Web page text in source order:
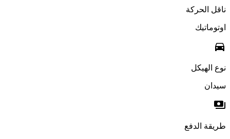
ناقل الحركة
اوتوماتيك
directions_car
نوع الهيكل
سيدان
payments
طريقة الدفع